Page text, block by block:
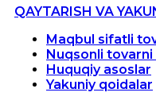
QAYTARISH VA
Maqbul sifatli
Nuqsonli
Huquqiy asoslar
Yakuniy qoidalar